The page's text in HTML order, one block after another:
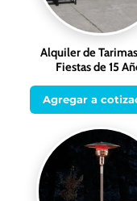
Alquiler de
Fiestas de 15
Agregar a